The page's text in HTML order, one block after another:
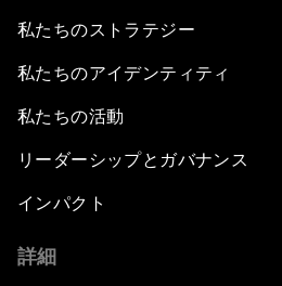
私たちのストラテジー
私たちのアイデンティティ
私たちの活動
リーダーシップとガバナンス
インパクト
詳細